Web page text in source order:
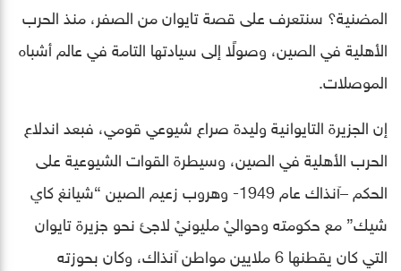
المضنية؟ سنتعرف على قصة تايوان من الصفر، منذ الحرب
الأهلية في الصين، وصولًا إلى سيادتها التامة في عالم أشباه
الموصلات.
إن الجزيرة التايوانية وليدة صراع شيوعي قومي، فبعد اندلاع
الحرب الأهلية في الصين، وسيطرة القوات الشيوعية على
الحكم –آنذاك عام 1949- وهروب زعيم الصين “شيانغ كاي
شيك” مع حكومته وحواليْ مليونيْ لاجئ نحو جزيرة تايوان
التي كان يقطنها 6 ملايين مواطن آنذاك، وكان بحوزته